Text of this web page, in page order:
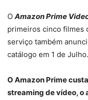
O Amazon Prime
primeiros cinco filmes
serviço também
catálogo em 1 de Julho.
O Amazon Prime
streaming de vídeo, o